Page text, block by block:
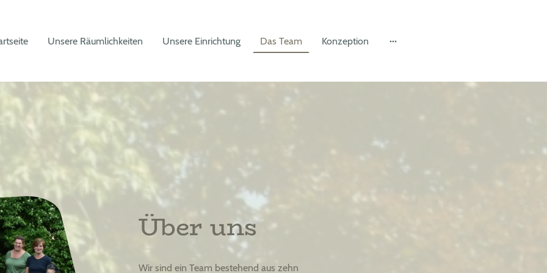
Unsere Räumlichkeiten Unsere Einrichtung Das Team Konzeption
Über uns
Wir sind ein Team bestehend aus zehn